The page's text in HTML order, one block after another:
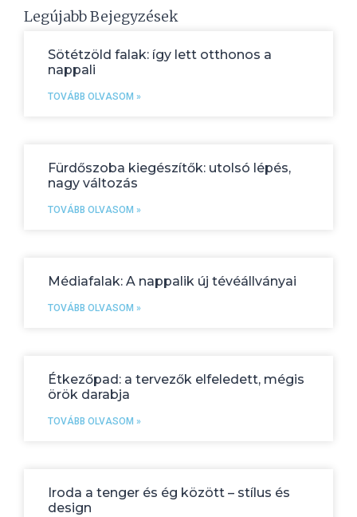
Legújabb Bejegyzések
Sötétzöld falak: így lett otthonos a
nappali
TOVÁBB OLVASOM »
Fürdőszoba kiegészítők: utolsó lépés,
nagy változás
TOVÁBB OLVASOM »
Médiafalak: A nappalik új tévéállványai
TOVÁBB OLVASOM »
Étkezőpad: a tervezők elfeledett, mégis
örök darabja
TOVÁBB OLVASOM »
Iroda a tenger és ég között – stílus és
design